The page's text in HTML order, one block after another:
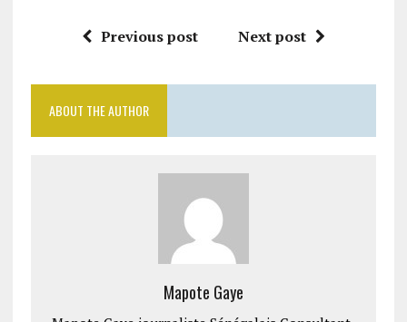
Previous post Next post
ABOUT THE AUTHOR
Mapote Gaye